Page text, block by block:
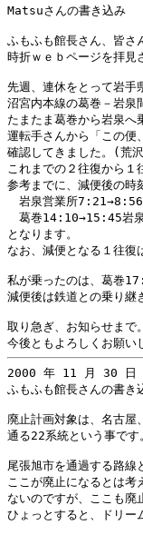
Matsuさんの書き込み
ふもふも館長さん、皆さ
時折ｗｅｂページを拝見
先週、連休をとって岩手
沼宮内本線の葛巻－岩泉
たまたま葛巻から岩泉へ
運転手さんから「この便
確認してきました。(荒
これまでの２往復から１
参考までに、減便後の時
岩泉営業所7:21→8:56
葛巻14:10→15:45岩
となります。
なお、減便となる１往復
私が乗ったのは、葛巻
減便後は鉄道との乗り継
取り急ぎ、お知らせまで。
2000 年 11 月 30 日
ふもふも館長さんの書き
廃止計画対象は、名古屋
通る22系統という事です
尾張旭市を通過する路線
ここが廃止になるとは
ないのですが、ここも廃
ひょっとすると、ドリー